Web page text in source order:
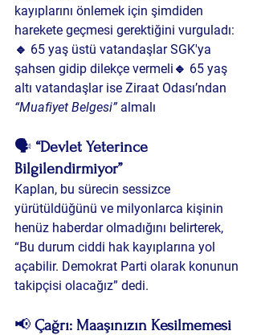
kayıplarını önlemek için şimdiden
harekete geçmesi gerektiğini vurguladı:
🔹 65 yaş üstü vatandaşlar SGK'ya
şahsen gidip dilekçe vermeli🔹 65 yaş
altı vatandaşlar ise Ziraat Odası’ndan
“Muafiyet Belgesi” almalı
🗣️ “Devlet Yeterince
Bilgilendirmiyor”
Kaplan, bu sürecin sessizce
yürütüldüğünü ve milyonlarca kişinin
henüz haberdar olmadığını belirterek,
“Bu durum ciddi hak kayıplarına yol
açabilir. Demokrat Parti olarak konunun
takipçisi olacağız” dedi.
📢 Çağrı: Maaşınızın Kesilmemesi